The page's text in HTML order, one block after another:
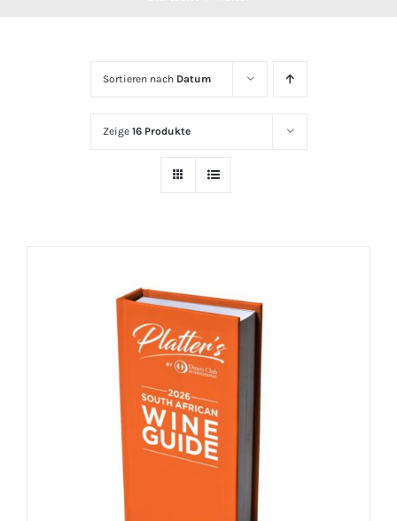
Sortieren nach Datum
Zeige 16 Produkte